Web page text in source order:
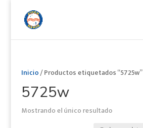
Inicio/ Productos etiquetados “5725w”
5725w
Mostrando el único resultado